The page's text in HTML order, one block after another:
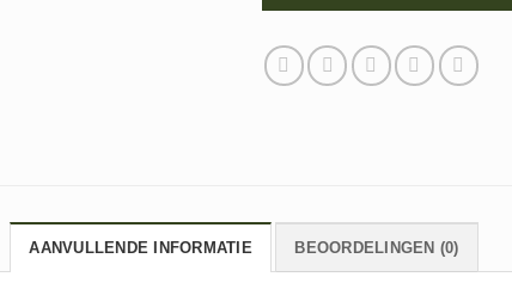
AANVULLENDE INFORMATIE BEOORDELINGEN (0)